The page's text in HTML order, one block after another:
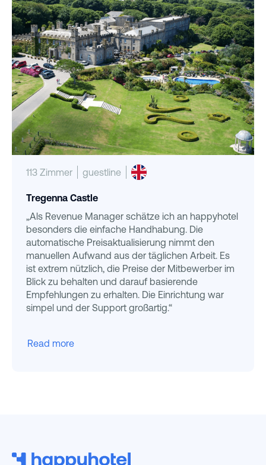
113 Zimmer guestline
Tregenna Castle
„Als Revenue Manager schätze ich an happyhotel
besonders die einfache Handhabung. Die
automatische Preisaktualisierung nimmt den
manuellen Aufwand aus der täglichen Arbeit. Es
ist extrem nützlich, die Preise der Mitbewerber im
Blick zu behalten und darauf basierende
Empfehlungen zu erhalten. Die Einrichtung war
simpel und der Support großartig.“
Read more